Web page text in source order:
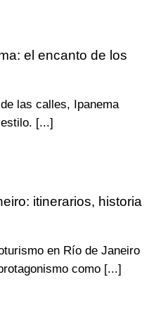
el encanto de los
las calles, Ipanema
[...]
itinerarios, historia
en Río de Janeiro
como [...]